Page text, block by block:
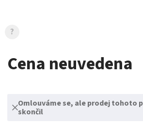
Cena neuvedena
Omlouváme se, ale prodej tohoto
skončil
?